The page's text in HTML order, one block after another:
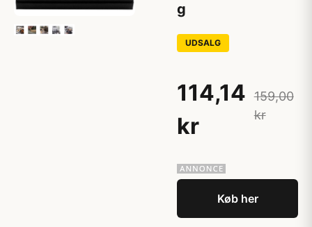
g
UDSALG
114,14
kr
159,00
kr
Køb her